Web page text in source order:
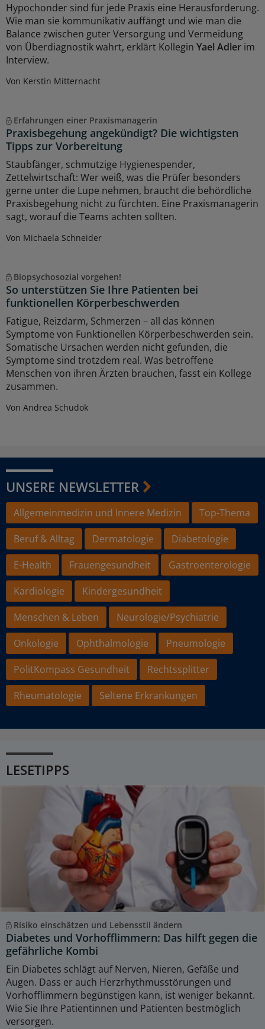
Hypochonder sind für jede Praxis eine Herausforderung.
Wie man sie kommunikativ auffängt und wie man die
Balance zwischen guter Versorgung und Vermeidung
von Überdiagnostik wahrt, erklärt Kollegin Yael Adler im
Interview.
Von Kerstin Mitternacht
Erfahrungen einer Praxismanagerin
Praxisbegehung angekündigt? Die wichtigsten
Tipps zur Vorbereitung
Staubfänger, schmutzige Hygienespender,
Zettelwirtschaft: Wer weiß, was die Prüfer besonders
gerne unter die Lupe nehmen, braucht die behördliche
Praxisbegehung nicht zu fürchten. Eine Praxismanagerin
sagt, worauf die Teams achten sollten.
Von Michaela Schneider
Biopsychosozial vorgehen!
So unterstützen Sie Ihre Patienten bei
funktionellen Körperbeschwerden
Fatigue, Reizdarm, Schmerzen – all das können
Symptome von Funktionellen Körperbeschwerden sein.
Somatische Ursachen werden nicht gefunden, die
Symptome sind trotzdem real. Was betroffene
Menschen von ihren Ärzten brauchen, fasst ein Kollege
zusammen.
Von Andrea Schudok
UNSERE NEWSLETTER
Allgemeinmedizin und Innere Medizin
Top-Thema
Beruf & Alltag
Dermatologie
Diabetologie
E-Health
Frauengesundheit
Gastroenterologie
Kardiologie
Kindergesundheit
Menschen & Leben
Neurologie/Psychiatrie
Onkologie
Ophthalmologie
Pneumologie
PolitKompass Gesundheit
Rechtssplitter
Rheumatologie
Seltene Erkrankungen
LESETIPPS
Risiko einschätzen und Lebensstil ändern
Diabetes und Vorhofflimmern: Das hilft gegen die
gefährliche Kombi
Ein Diabetes schlägt auf Nerven, Nieren, Gefäße und
Augen. Dass er auch Herzrhythmusstörungen und
Vorhofflimmern begünstigen kann, ist weniger bekannt.
Wie Sie Ihre Patientinnen und Patienten bestmöglich
versorgen.